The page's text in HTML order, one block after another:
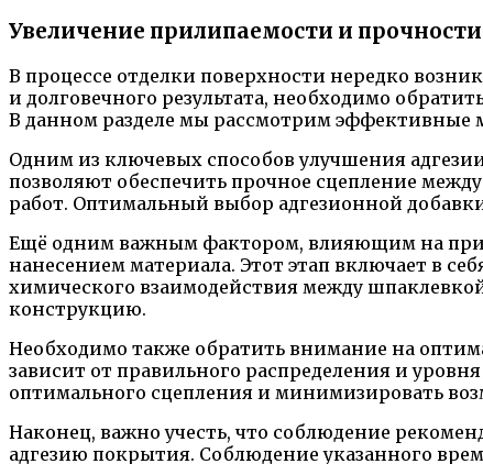
Увеличение прилипаемости и
В процессе отделки поверхности нередко
и долговечного результата, необходимо
В данном разделе мы рассмотрим эффективные
Одним из ключевых способов улучшения
позволяют обеспечить прочное сцепление
работ. Оптимальный выбор адгезионной
Ещё одним важным фактором, влияющим на
нанесением материала. Этот этап включает в
химического взаимодействия между
конструкцию.
Необходимо также обратить внимание на
зависит от правильного распределения и
оптимального сцепления и минимизировать
Наконец, важно учесть, что соблюдение
адгезию покрытия. Соблюдение указанного